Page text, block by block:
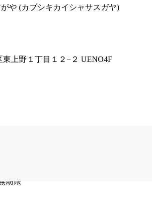
がや (カブシキカイシャサスガヤ)
東上野１丁目１２−２ UENO4F
ンド品・高級時計などの査定・買取 ス
期限